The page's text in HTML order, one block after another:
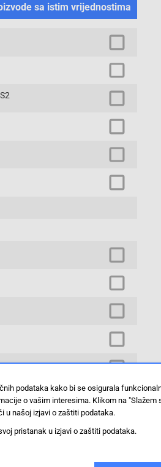
sa istim vrijednostima
podataka kako bi se osigurala
o vašim interesima. Klikom na "Slažem
u našoj izjavi o zaštiti podataka.
pristanak u izjavi o zaštiti podataka.